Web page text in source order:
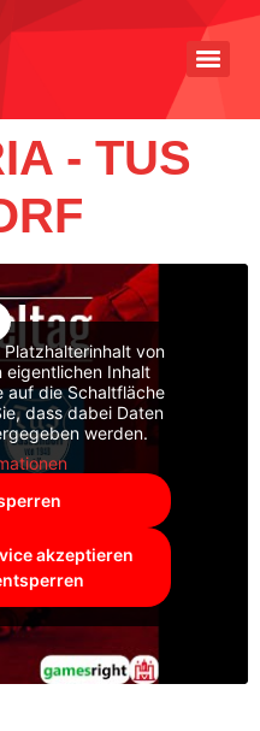
- TUS
Platzhalterinhalt von
eigentlichen Inhalt
auf die Schaltfläche
dass dabei Daten
werden.
akzeptieren